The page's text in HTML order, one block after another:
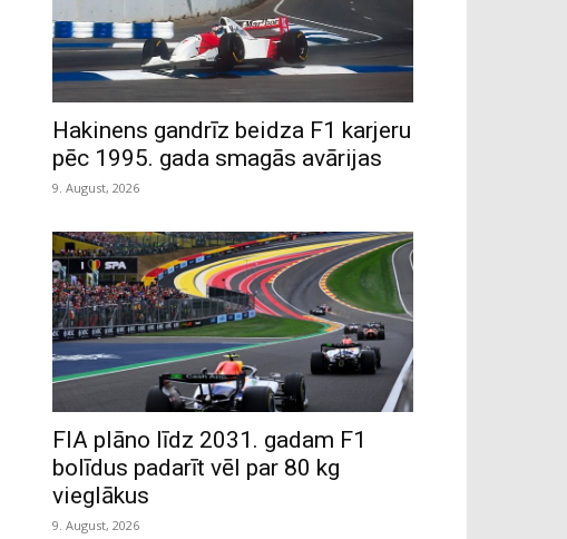
Hakinens gandrīz beidza F1 karjeru
pēc 1995. gada smagās avārijas
9. August, 2026
FIA plāno līdz 2031. gadam F1
bolīdus padarīt vēl par 80 kg
vieglākus
9. August, 2026